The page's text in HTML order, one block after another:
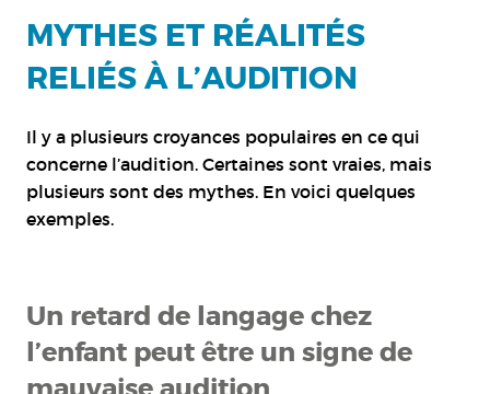
MYTHES ET RÉALITÉS
RELIÉS À L’AUDITION
Il y a plusieurs croyances populaires en ce qui
concerne l’audition. Certaines sont vraies, mais
plusieurs sont des mythes. En voici quelques
exemples.
Un retard de langage chez
l’enfant peut être un signe de